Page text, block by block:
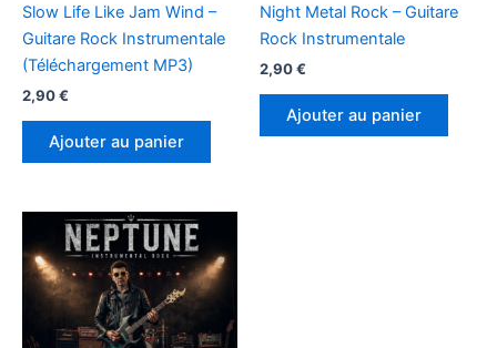
Slow Life Like Jam Wind –
Guitare Rock Instrumentale
(Téléchargement MP3)
2,90€
Ajouter au panier
Night Metal Rock – Guitare
Rock Instrumentale
2,90€
Ajouter au panier